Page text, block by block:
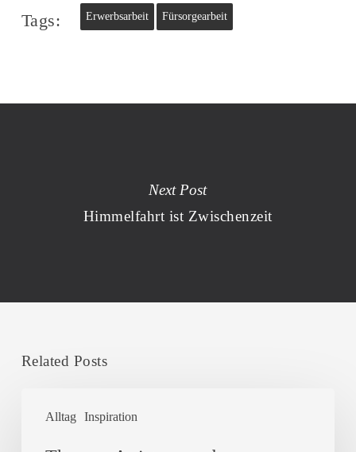
Tags: Erwerbsarbeit Fürsorgearbeit
Next Post
Himmelfahrt ist Zwischenzeit
Related Posts
Alltag Inspiration